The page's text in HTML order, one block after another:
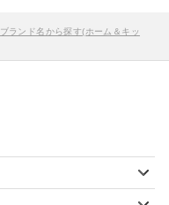
ブランド名から探す(ホーム＆キッ